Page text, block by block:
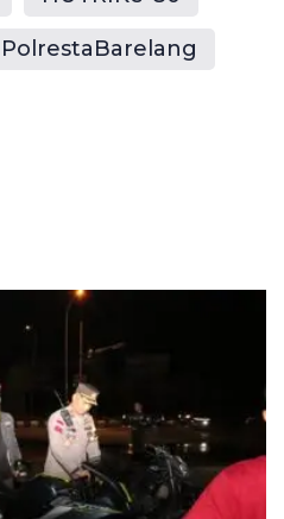
PolrestaBarelang